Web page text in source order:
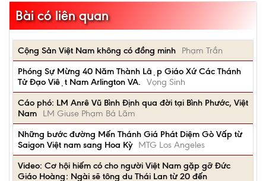
Bài có liên quan
Cộng Sản Việt Nam không có đồng minh
Phạm Trần
Phóng Sự Mừng 40 Năm Thành Lập Giáo Xứ Các Thánh
Tử Đạo Việt Nam Arlington VA.
Vọng Sinh
Cáo phó: LM Anrê Vũ Bình Định qua đời tại Bình Phước, Việt
Nam
LM Giuse Phạm Bá Lãm
Những bước đường Mến Thánh Giá Phát Diệm Gò Vấp từ
Saigon Việt nam sang Hoa Kỳ
MTG Los Angeles
Video: Cơ hội hiếm có cho người Việt Nam gặp gỡ Đức
Giáo Hoàng: Ngài sẽ tông du Thái Lan từ 20 đến